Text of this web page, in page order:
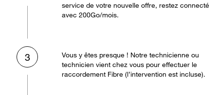
service de votre nouvelle offre, restez connecté
avec 200Go/mois.
3
Vous y êtes presque ! Notre technicienne ou
technicien vient chez vous pour effectuer le
raccordement Fibre (l’intervention est incluse).